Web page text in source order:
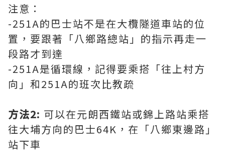
注意：
-251A的巴士站不是在大欖隧道車站的位
置，要跟著「八鄉路總站」的指示再走一
段路才到達
-251A是循環線，記得要乘搭「往上村方
向」和251A的班次比教疏
方法2: 可以在元朗西鐵站或錦上路站乘搭
往大埔方向的巴士64K，在「八鄉東邊路」
站下車